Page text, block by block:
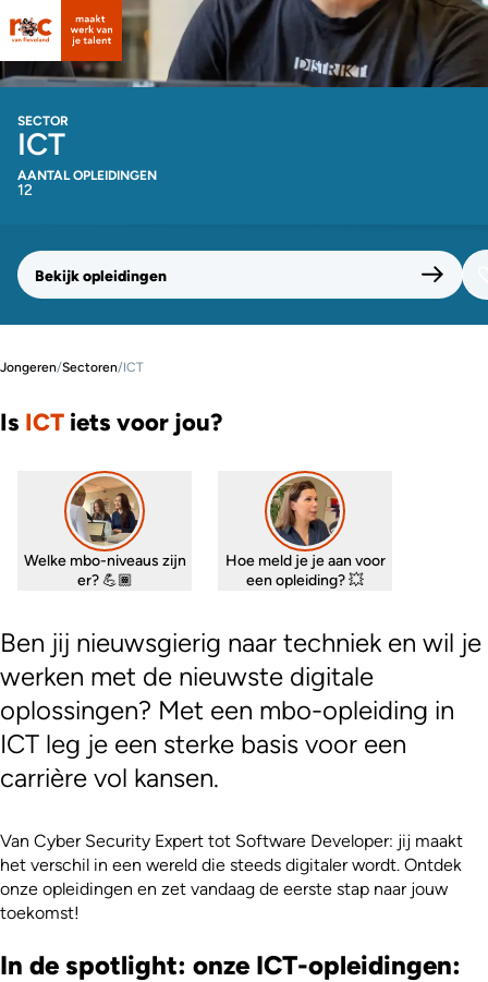
SECTOR
ICT
AANTAL OPLEIDINGEN
12
Bekijk opleidingen
Jongeren/Sectoren/ICT
Is ICT iets voor jou?
Welke mbo-niveaus zijn
er? 💪🏾
Hoe meld je je aan voor
een opleiding? 💥
Ben jij nieuwsgierig naar techniek en wil je
werken met de nieuwste digitale
oplossingen? Met een mbo-opleiding in
ICT leg je een sterke basis voor een
carrière vol kansen.
Van Cyber Security Expert tot Software Developer: jij maakt
het verschil in een wereld die steeds digitaler wordt. Ontdek
onze opleidingen en zet vandaag de eerste stap naar jouw
toekomst!
In de spotlight: onze ICT-opleidingen: